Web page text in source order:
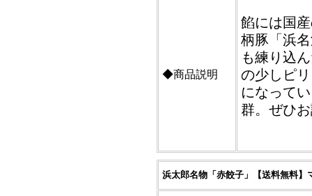
◆商品説明
餡には国
柄豚「浜
も練り込
の少しピ
になって
群。ぜひ
浜太郎名物「赤餃子」【送料無料】